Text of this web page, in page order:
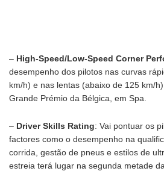
– High-Speed/Low-Speed Corner
desempenho dos pilotos nas curvas
km/h) e nas lentas (abaixo de 125 km/
Grande Prémio da Bélgica, em Spa.
– Driver Skills Rating: Vai pontuar os
factores como o desempenho na
corrida, gestão de pneus e estilos de
estreia terá lugar na segunda metade